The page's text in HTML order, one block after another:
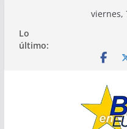
contenido
viernes,
Lo
último: